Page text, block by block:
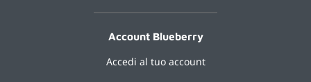
Account Blueberry
Accedi al tuo account